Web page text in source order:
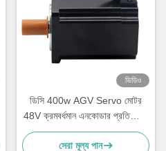
ভিডিও
ডিসি 400w AGV Servo মোটর
48V ক্রমবর্ধমান এনকোডার প্রতিক্রিয়া
11A 400w Servo মোটর
সেরা মূল্য পান